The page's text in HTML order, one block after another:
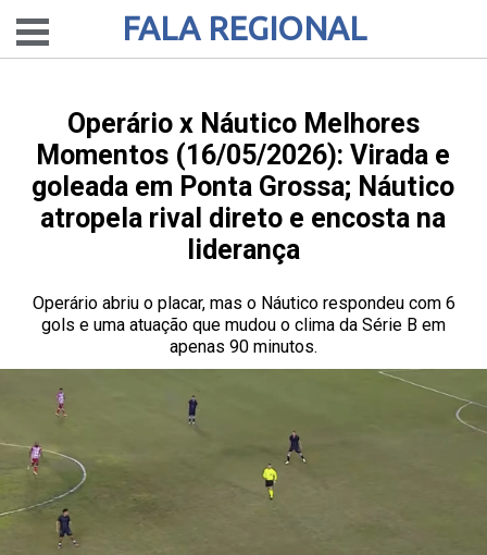
FALA REGIONAL
Operário x Náutico Melhores
Momentos (16/05/2026): Virada e
goleada em Ponta Grossa; Náutico
atropela rival direto e encosta na
liderança
Operário abriu o placar, mas o Náutico respondeu com 6
gols e uma atuação que mudou o clima da Série B em
apenas 90 minutos.